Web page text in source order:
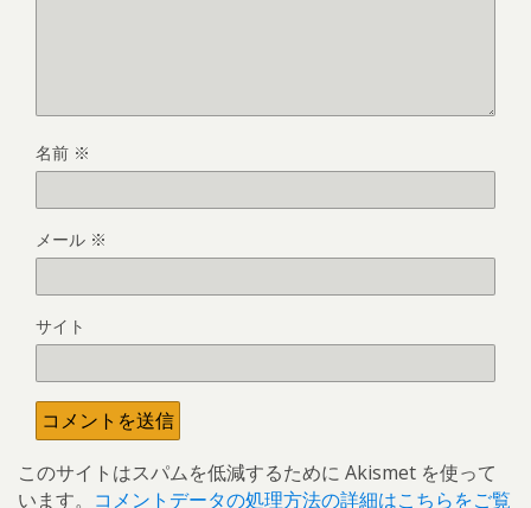
名前 ※
メール ※
サイト
このサイトはスパムを低減するために Akismet を使って
います。 コメントデータの処理方法の詳細はこちらをご覧